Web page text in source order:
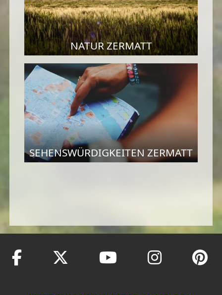
NATUR ZERMATT
SEHENSWÜRDIGKEITEN ZERMATT